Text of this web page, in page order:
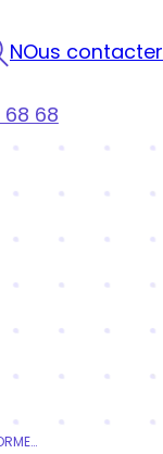
NOus contacter
68
COMMENT GÉRER LES CLIENTS DIFFICILES ET TRANSFORMER LES TENSIONS EN OPPORTUNITÉS ?